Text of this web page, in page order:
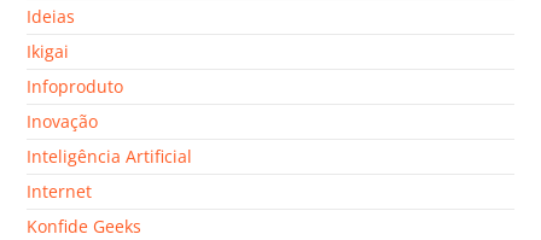
Ideias
Ikigai
Infoproduto
Inovação
Inteligência Artificial
Internet
Konfide Geeks